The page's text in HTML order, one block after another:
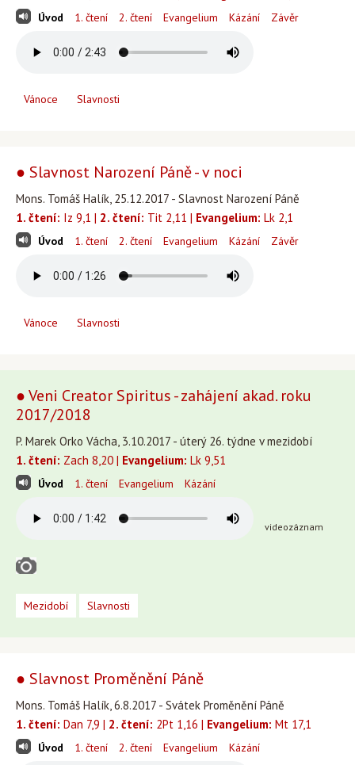
Úvod 1. čtení 2. čtení Evangelium Kázání Závěr
Vánoce Slavnosti
● Slavnost Narození Páně - v noci
Mons. Tomáš Halík, 25.12.2017 - Slavnost Narození Páně
1. čtení: Iz 9,1 | 2. čtení: Tit 2,11 | Evangelium: Lk 2,1
Úvod 1. čtení 2. čtení Evangelium Kázání Závěr
Vánoce Slavnosti
● Veni Creator Spiritus - zahájení akad. roku
2017/2018
P. Marek Orko Vácha, 3.10.2017 - úterý 26. týdne v mezidobí
1. čtení: Zach 8,20 | Evangelium: Lk 9,51
Úvod 1. čtení Evangelium Kázání
videozáznam
Mezidobí Slavnosti
● Slavnost Proměnění Páně
Mons. Tomáš Halík, 6.8.2017 - Svátek Proměnění Páně
1. čtení: Dan 7,9 | 2. čtení: 2Pt 1,16 | Evangelium: Mt 17,1
Úvod 1. čtení 2. čtení Evangelium Kázání